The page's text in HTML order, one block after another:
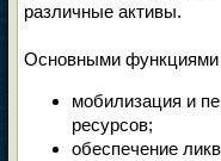
различные активы.
Основными функциями
мобилизация и
ресурсов;
обеспечение